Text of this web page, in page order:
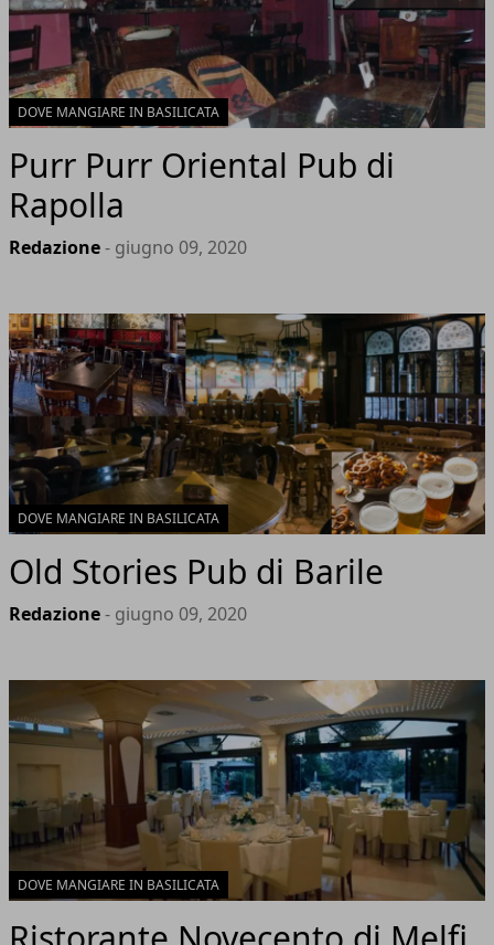
DOVE MANGIARE IN BASILICATA
Purr Purr Oriental Pub di
Rapolla
Redazione- giugno 09, 2020
DOVE MANGIARE IN BASILICATA
Old Stories Pub di Barile
Redazione- giugno 09, 2020
DOVE MANGIARE IN BASILICATA